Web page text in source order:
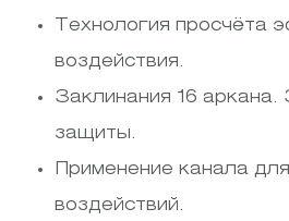
Технология просчёта
воздействия.
Заклинания 16 аркана.
защиты.
Применение канала
воздействий.